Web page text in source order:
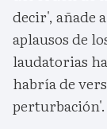
decir', añade
aplausos de
laudatorias
habría de
perturbación'.